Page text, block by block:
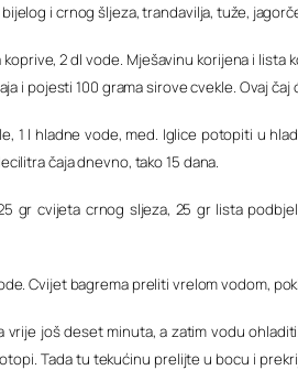
i crnog šljeza, trandavilja, tuže,
2 dl vode. Mješavinu korijena i
i pojesti 100 grama sirove cvekle. Ovaj
1 l hladne vode, med. Iglice potopiti u
čaja dnevno, tako 15 dana.
gr cvijeta crnog sljeza, 25 gr lista
Cvijet bagrema preliti vrelom vodom,
još deset minuta, a zatim vodu
Tada tu tekućinu prelijte u bocu i